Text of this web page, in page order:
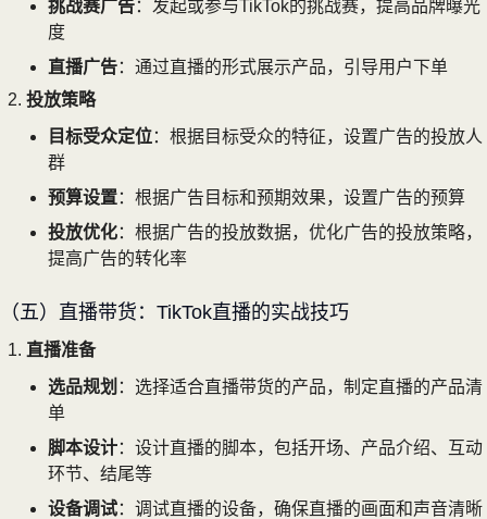
挑战赛广告：发起或参与TikTok的挑战赛，提高品牌曝光
度
直播广告：通过直播的形式展示产品，引导用户下单
投放策略
目标受众定位：根据目标受众的特征，设置广告的投放人
群
预算设置：根据广告目标和预期效果，设置广告的预算
投放优化：根据广告的投放数据，优化广告的投放策略，
提高广告的转化率
（五）直播带货：TikTok直播的实战技巧
直播准备
选品规划 ：选择适合直播带货的产品，制定直播的产品清
单
脚本设计：设计直播的脚本，包括开场、产品介绍、互动
环节、结尾等
设备调试：调试直播的设备，确保直播的画面和声音清晰